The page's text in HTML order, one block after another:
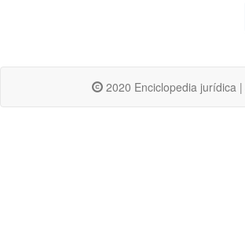
2020 Enciclopedia jurídica |